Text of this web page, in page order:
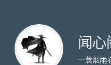
闻心
一蓑烟雨